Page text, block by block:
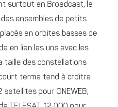
surtout en Broadcast, le
ensembles de petits
en orbites basses de
en lien les uns avec les
taille des constellations
terme tend à croître
pour ONEWEB,